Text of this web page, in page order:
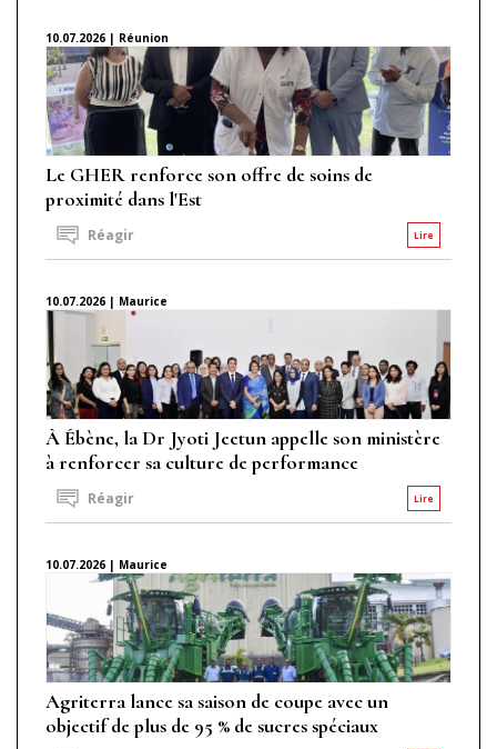
10.07.2026 | Réunion
Le GHER renforce son offre de soins de
proximité dans l'Est
Lire
Réagir
10.07.2026 | Maurice
À Ébène, la Dr Jyoti Jeetun appelle son ministère
à renforcer sa culture de performance
Lire
Réagir
10.07.2026 | Maurice
Agriterra lance sa saison de coupe avec un
objectif de plus de 95 % de sucres spéciaux